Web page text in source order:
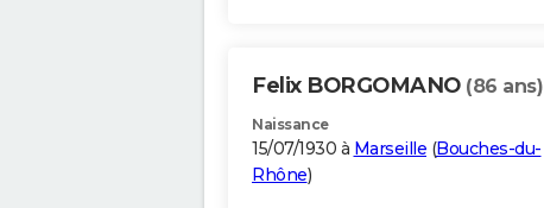
Felix BORGOMANO (86 ans)
Naissance
15/07/1930 à Marseille (Bouches-du-
Rhône)